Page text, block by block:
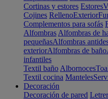
Cortinas y estores Estores
Cojines RellenoExterior
Complementos para sofás
Alfombras Alfombras de
pequeñasAlfombras
exteriorAlfombras de baño
infantiles
Textil baño Albornoces
Textil cocina Manteles
Decoración
Decoración de pared